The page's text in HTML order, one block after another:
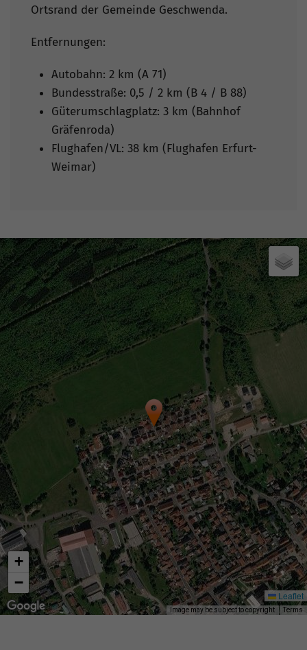
Ortsrand der Gemeinde Geschwenda.
Entfernungen:
Autobahn: 2 km (A 71)
Bundesstraße: 0,5 / 2 km (B 4 / B 88)
Güterumschlagplatz: 3 km (Bahnhof
Gräfenroda)
Flughafen/VL: 38 km (Flughafen Erfurt-
Weimar)
+
−
Leaflet
Image may be subject to copyright Terms